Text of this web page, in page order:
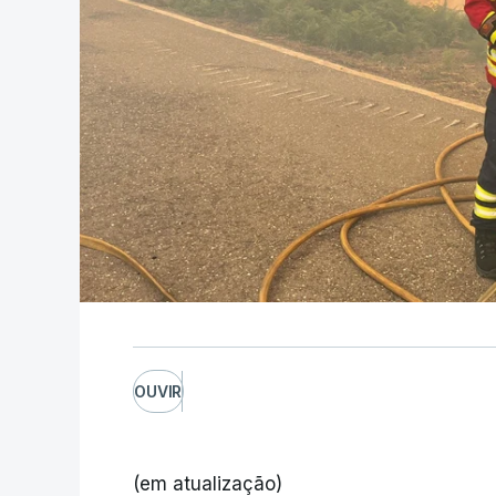
OUVIR
(em atualização)